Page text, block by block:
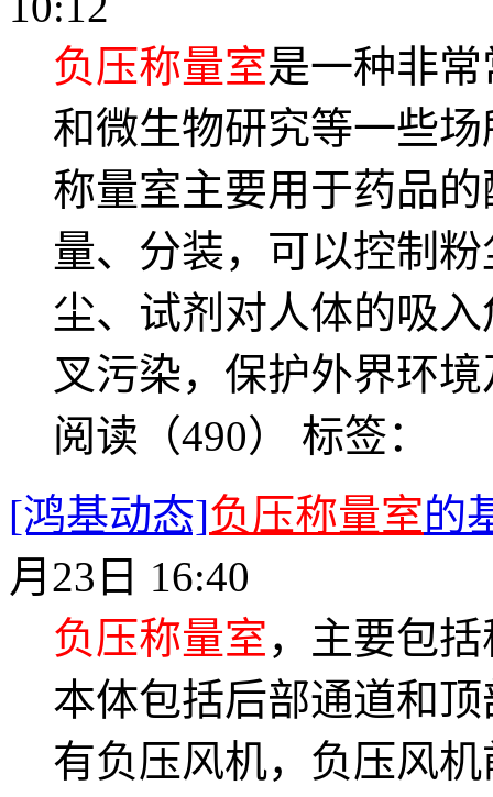
负压称量室是一种非
和微生物研究等一些
称量室主要用于药品
量、分装，可以控制
尘、试剂对人体的吸
叉污染，保护外界环
阅读（490） 标签：
[鸿基动态]负压称量室的
月23日 16:40
负压称量室，主要包
本体包括后部通道和
有负压风机，负压风